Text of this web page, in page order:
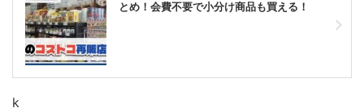
とめ！会費不要で小分け商品も買える！
k